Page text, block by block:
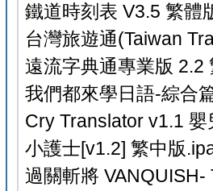
鐵道時刻表 V3.5 繁體
台灣旅遊通(Taiwan
遠流字典通專業版 2.2
我們都來學日語-綜合
Cry Translator v1.1
小護士[v1.2] 繁中版
過關斬將